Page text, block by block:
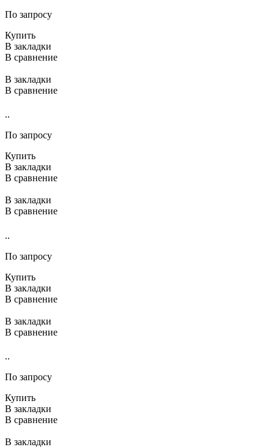
По запросу
Купить
В закладки
В сравнение
В закладки
В сравнение
..
По запросу
Купить
В закладки
В сравнение
В закладки
В сравнение
..
По запросу
Купить
В закладки
В сравнение
В закладки
В сравнение
..
По запросу
Купить
В закладки
В сравнение
В закладки